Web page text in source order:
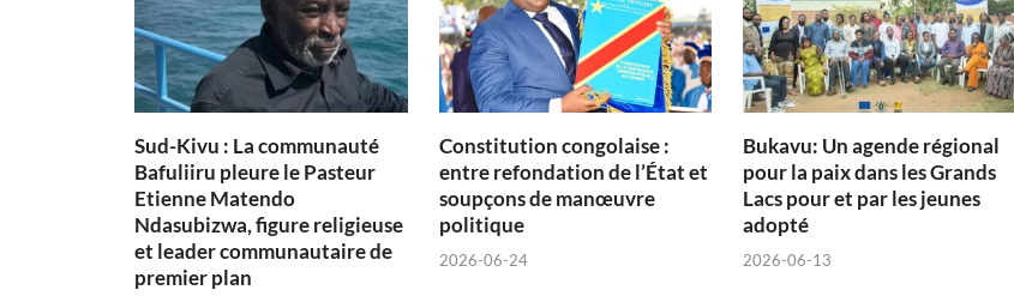
Sud-Kivu : La communauté
Bafuliiru pleure le Pasteur
Etienne Matendo
Ndasubizwa, figure religieuse
et leader communautaire de
premier plan
Constitution congolaise :
entre refondation de l’État et
soupçons de manœuvre
politique
2026-06-24
Bukavu: Un agende régional
pour la paix dans les Grands
Lacs pour et par les jeunes
adopté
2026-06-13